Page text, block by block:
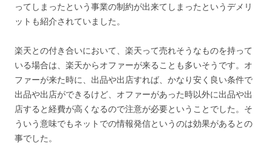
ってしまったという事業の制約が出来てしまったというデメリ
ットも紹介されていました。
楽天との付き合いにおいて、楽天って売れそうなものを持って
いる場合は、楽天からオファーが来ることも多いそうです。オ
ファーが来た時に、出品や出店すれば、かなり安く良い条件で
出品や出店ができるけど、オファーがあった時以外に出品や出
店すると経費が高くなるので注意が必要ということでした。そ
ういう意味でもネットでの情報発信というのは効果があるとの
事でした。